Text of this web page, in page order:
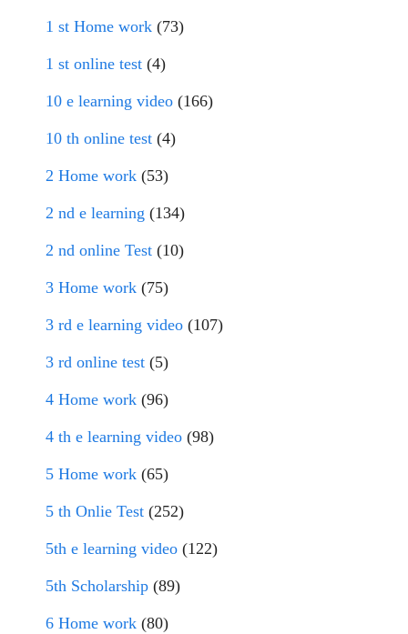
1 st Home work (73)
1 st online test (4)
10 e learning video (166)
10 th online test (4)
2 Home work (53)
2 nd e learning (134)
2 nd online Test (10)
3 Home work (75)
3 rd e learning video (107)
3 rd online test (5)
4 Home work (96)
4 th e learning video (98)
5 Home work (65)
5 th Onlie Test (252)
5th e learning video (122)
5th Scholarship (89)
6 Home work (80)